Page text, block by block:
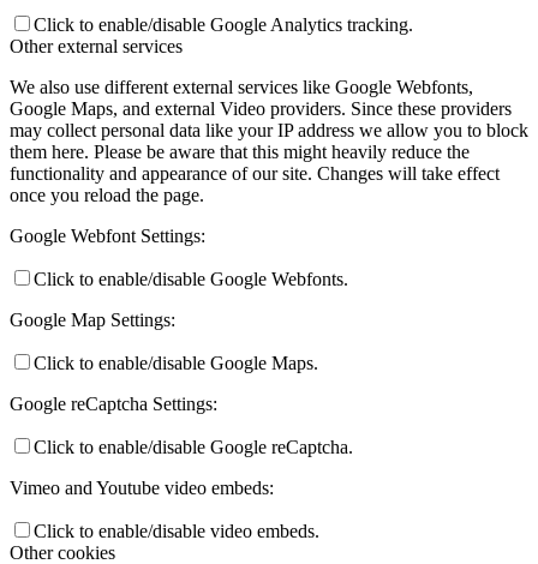
Click to enable/disable Google Analytics tracking.
Other external services
We also use different external services like Google Webfonts,
Google Maps, and external Video providers. Since these providers
may collect personal data like your IP address we allow you to block
them here. Please be aware that this might heavily reduce the
functionality and appearance of our site. Changes will take effect
once you reload the page.
Google Webfont Settings:
Click to enable/disable Google Webfonts.
Google Map Settings:
Click to enable/disable Google Maps.
Google reCaptcha Settings:
Click to enable/disable Google reCaptcha.
Vimeo and Youtube video embeds:
Click to enable/disable video embeds.
Other cookies